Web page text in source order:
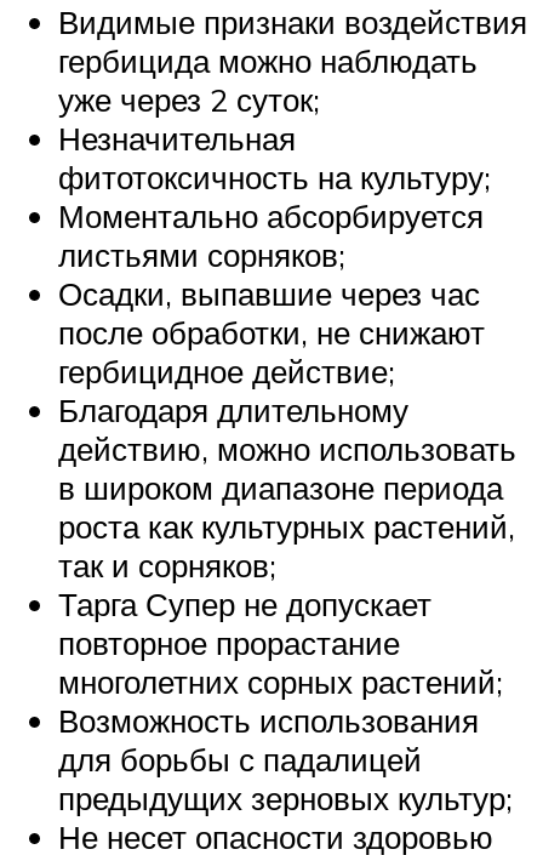
Видимые признаки воздействия
гербицида можно наблюдать
уже через 2 суток;
Незначительная
фитотоксичность на культуру;
Моментально абсорбируется
листьями сорняков;
Осадки, выпавшие через час
после обработки, не снижают
гербицидное действие;
Благодаря длительному
действию, можно использовать
в широком диапазоне периода
роста как культурных растений,
так и сорняков;
Тарга Супер не допускает
повторное прорастание
многолетних сорных растений;
Возможность использования
для борьбы с падалицей
предыдущих зерновых культур;
Не несет опасности здоровью